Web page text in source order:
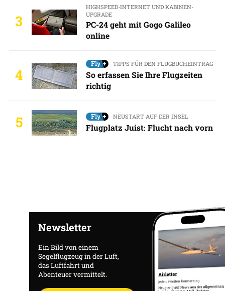
3
HIGHSPEED-INTERNET UND KABINEN-
UPGRADE
PC-24 geht mit Gogo Galileo
online
4
TIPPS FÜR DEN FLUGBUCHEINTRAG
So erfassen Sie Ihre Flugzeiten
richtig
5 NEUSTART AUF DER INSEL
Flugplatz Juist: Flucht nach vorn
Newsletter
Ein Bild von einem
Segelflugzeug in der Luft,
das Luftfahrt und
Abenteuer vermittelt.